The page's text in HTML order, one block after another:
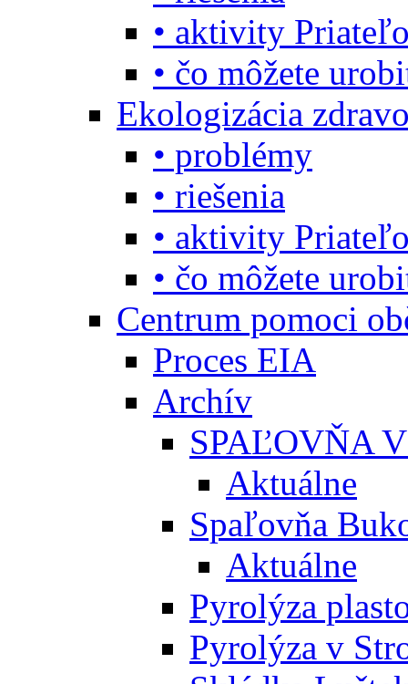
• aktivity
• čo môžete
Ekologizácia
• problémy
• riešenia
• aktivity
• čo môžete
Centrum pomoci
Proces EIA
Archív
SPAĽOVŇA
Aktuálne
Spaľovňa
Aktuálne
Pyrolýza
Pyrolýza v